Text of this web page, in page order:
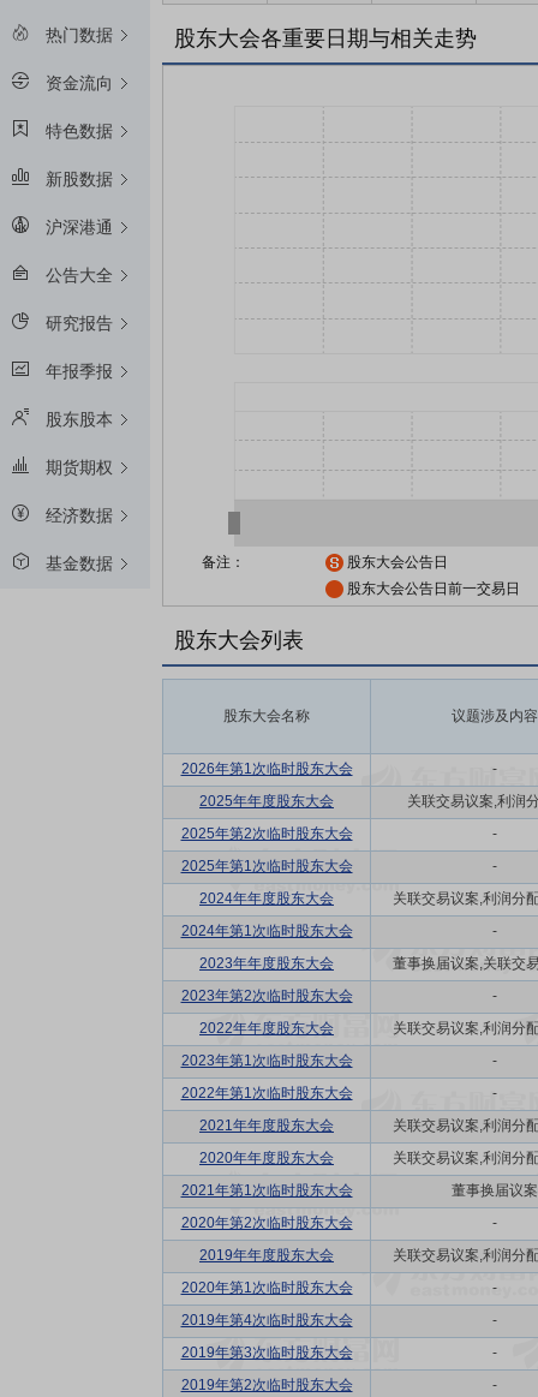
热门数据
资金流向
特色数据
新股数据
沪深港通
公告大全
研究报告
年报季报
股东股本
期货期权
经济数据
基金数据
股东大会各重要日期与相关走势
备注：
股东大会公告日
股东大会公告日前一交易日
股东大会列表
股东大会名称 议题涉及内容
2026年第1次临时股东大会
-
2025年年度股东大会
关联交易议案,利润
2025年第2次临时股东大会
-
2025年第1次临时股东大会
-
2024年年度股东大会
关联交易议案,利润分
2024年第1次临时股东大会
-
2023年年度股东大会
董事换届议案,关联交
2023年第2次临时股东大会
-
2022年年度股东大会
关联交易议案,利润分
2023年第1次临时股东大会
-
2022年第1次临时股东大会
-
2021年年度股东大会
关联交易议案,利润分
2020年年度股东大会
关联交易议案,利润分
2021年第1次临时股东大会
董事换届议案
2020年第2次临时股东大会
-
2019年年度股东大会
关联交易议案,利润分
2020年第1次临时股东大会
-
2019年第4次临时股东大会
-
2019年第3次临时股东大会
-
2019年第2次临时股东大会
-